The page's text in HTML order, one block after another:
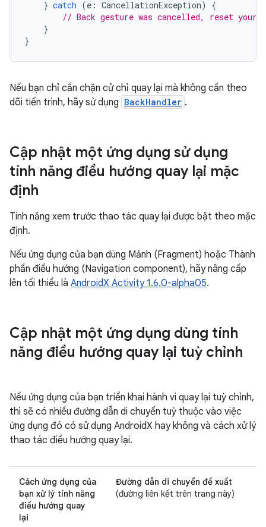
} catch (e : CancellationException)
{
// Back gesture was cancelled, reset your
}
}
Nếu bạn chỉ cần chặn cử chỉ quay lại mà không cần theo
dõi tiến trình, hãy sử dụng BackHandler .
Cập nhật một ứng dụng sử dụng
tính năng điều hướng quay lại mặc
định
Tính năng xem trước thao tác quay lại được bật theo mặc
định.
Nếu ứng dụng của bạn dùng Mảnh (Fragment) hoặc Thành
phần điều hướng (Navigation component), hãy nâng cấp
lên tối thiểu là AndroidX Activity 1.6.0-alpha05.
Cập nhật một ứng dụng dùng tính
năng điều hướng quay lại tuỳ chỉnh
Nếu ứng dụng của bạn triển khai hành vi quay lại tuỳ chỉnh,
thì sẽ có nhiều đường dẫn di chuyển tuỳ thuộc vào việc
ứng dụng đó có sử dụng AndroidX hay không và cách xử lý
thao tác điều hướng quay lại.
Cách ứng dụng của
bạn xử lý tính năng
điều hướng quay
lại
Đường dẫn di chuyển đề xuất
(đường liên kết trên trang này)